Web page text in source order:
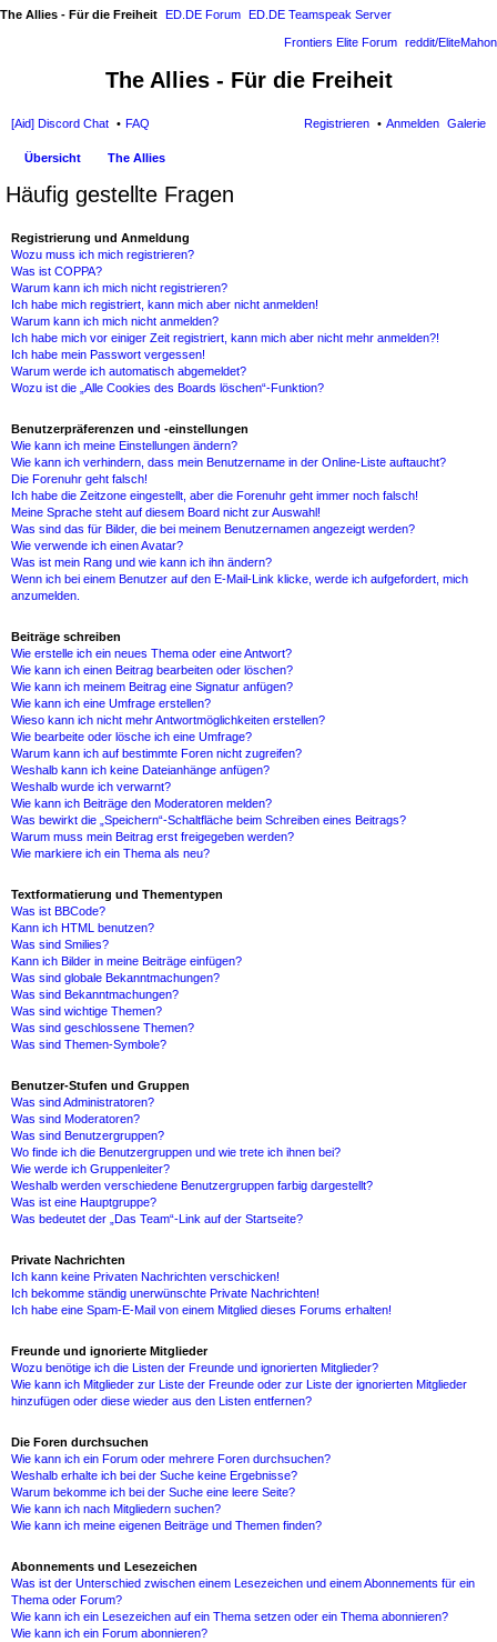
The Allies - Für die Freiheit ED.DE Forum ED.DE Teamspeak Server
reddit/EliteMahon
Frontiers Elite Forum
The Allies - Für die Freiheit
[Aid] Discord Chat Galerie
FAQ Anmelden
Registrieren
Übersicht The Allies
Häufig gestellte Fragen
Registrierung und Anmeldung
Wozu muss ich mich registrieren?
Was ist COPPA?
Warum kann ich mich nicht registrieren?
Ich habe mich registriert, kann mich aber nicht anmelden!
Warum kann ich mich nicht anmelden?
Ich habe mich vor einiger Zeit registriert, kann mich aber nicht mehr anmelden?!
Ich habe mein Passwort vergessen!
Warum werde ich automatisch abgemeldet?
Wozu ist die „Alle Cookies des Boards löschen“-Funktion?
Benutzerpräferenzen und -einstellungen
Wie kann ich meine Einstellungen ändern?
Wie kann ich verhindern, dass mein Benutzername in der Online-Liste auftaucht?
Die Forenuhr geht falsch!
Ich habe die Zeitzone eingestellt, aber die Forenuhr geht immer noch falsch!
Meine Sprache steht auf diesem Board nicht zur Auswahl!
Was sind das für Bilder, die bei meinem Benutzernamen angezeigt werden?
Wie verwende ich einen Avatar?
Was ist mein Rang und wie kann ich ihn ändern?
Wenn ich bei einem Benutzer auf den E-Mail-Link klicke, werde ich aufgefordert, mich
anzumelden.
Beiträge schreiben
Wie erstelle ich ein neues Thema oder eine Antwort?
Wie kann ich einen Beitrag bearbeiten oder löschen?
Wie kann ich meinem Beitrag eine Signatur anfügen?
Wie kann ich eine Umfrage erstellen?
Wieso kann ich nicht mehr Antwortmöglichkeiten erstellen?
Wie bearbeite oder lösche ich eine Umfrage?
Warum kann ich auf bestimmte Foren nicht zugreifen?
Weshalb kann ich keine Dateianhänge anfügen?
Weshalb wurde ich verwarnt?
Wie kann ich Beiträge den Moderatoren melden?
Was bewirkt die „Speichern“-Schaltfläche beim Schreiben eines Beitrags?
Warum muss mein Beitrag erst freigegeben werden?
Wie markiere ich ein Thema als neu?
Textformatierung und Thementypen
Was ist BBCode?
Kann ich HTML benutzen?
Was sind Smilies?
Kann ich Bilder in meine Beiträge einfügen?
Was sind globale Bekanntmachungen?
Was sind Bekanntmachungen?
Was sind wichtige Themen?
Was sind geschlossene Themen?
Was sind Themen-Symbole?
Benutzer-Stufen und Gruppen
Was sind Administratoren?
Was sind Moderatoren?
Was sind Benutzergruppen?
Wo finde ich die Benutzergruppen und wie trete ich ihnen bei?
Wie werde ich Gruppenleiter?
Weshalb werden verschiedene Benutzergruppen farbig dargestellt?
Was ist eine Hauptgruppe?
Was bedeutet der „Das Team“-Link auf der Startseite?
Private Nachrichten
Ich kann keine Privaten Nachrichten verschicken!
Ich bekomme ständig unerwünschte Private Nachrichten!
Ich habe eine Spam-E-Mail von einem Mitglied dieses Forums erhalten!
Freunde und ignorierte Mitglieder
Wozu benötige ich die Listen der Freunde und ignorierten Mitglieder?
Wie kann ich Mitglieder zur Liste der Freunde oder zur Liste der ignorierten Mitglieder
hinzufügen oder diese wieder aus den Listen entfernen?
Die Foren durchsuchen
Wie kann ich ein Forum oder mehrere Foren durchsuchen?
Weshalb erhalte ich bei der Suche keine Ergebnisse?
Warum bekomme ich bei der Suche eine leere Seite?
Wie kann ich nach Mitgliedern suchen?
Wie kann ich meine eigenen Beiträge und Themen finden?
Abonnements und Lesezeichen
Was ist der Unterschied zwischen einem Lesezeichen und einem Abonnements für ein
Thema oder Forum?
Wie kann ich ein Lesezeichen auf ein Thema setzen oder ein Thema abonnieren?
Wie kann ich ein Forum abonnieren?